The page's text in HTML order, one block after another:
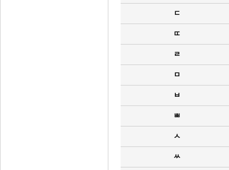
ㄷ
ㄸ
ㄹ
ㅁ
ㅂ
ㅃ
ㅅ
ㅆ